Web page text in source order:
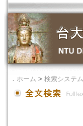
． ホーム > 検索システム